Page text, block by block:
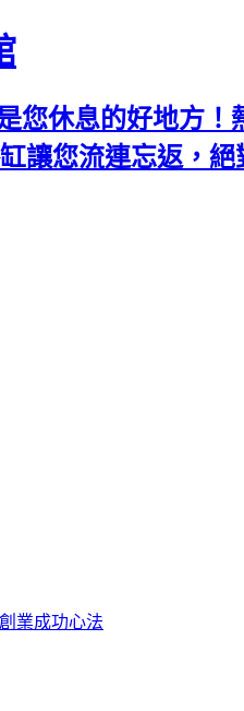
您休息的好地方
讓您流連忘返，絕
業成功心法